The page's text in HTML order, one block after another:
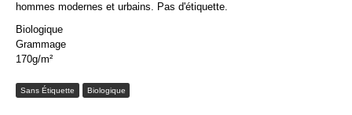
hommes modernes et urbains. Pas d'étiquette.
Biologique
Grammage
170g/m²
Sans Étiquette Biologique